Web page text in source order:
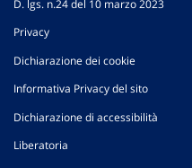
D. lgs. n.24 del 10 marzo 2023
Privacy
Dichiarazione dei cookie
Informativa Privacy del sito
Dichiarazione di accessibilità
Liberatoria